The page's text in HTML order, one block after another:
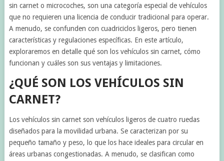
sin carnet o microcoches, son una categoría especial de vehículos
que no requieren una licencia de conducir tradicional para operar.
A menudo, se confunden con cuadriciclos ligeros, pero tienen
características y regulaciones específicas. En este artículo,
exploraremos en detalle qué son los vehículos sin carnet, cómo
funcionan y cuáles son sus ventajas y limitaciones.
¿QUÉ SON LOS VEHÍCULOS SIN
CARNET?
Los vehículos sin carnet son vehículos ligeros de cuatro ruedas
diseñados para la movilidad urbana. Se caracterizan por su
pequeño tamaño y peso, lo que los hace ideales para circular en
áreas urbanas congestionadas. A menudo, se clasifican como